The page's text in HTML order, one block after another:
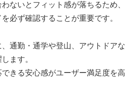
ないとフィット感が落ちるため、
必ず確認することが重要です。
通勤・通学や登山、アウトドアな
ます。
きる安心感がユーザー満足度を高